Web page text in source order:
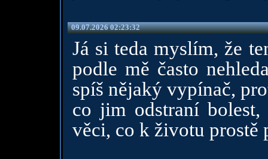
09.07.2026 02:23:32
Já si teda myslím, že
podle mě často
spíš nějaký vypínač,
co jim odstraní
věci, co k životu prostě